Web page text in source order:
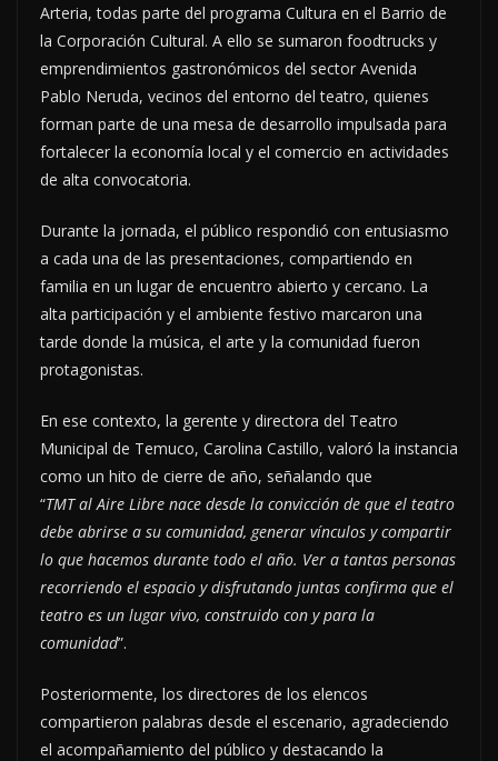
Arteria, todas parte del programa Cultura en el Barrio de
la Corporación Cultural. A ello se sumaron foodtrucks y
emprendimientos gastronómicos del sector Avenida
Pablo Neruda, vecinos del entorno del teatro, quienes
forman parte de una mesa de desarrollo impulsada para
fortalecer la economía local y el comercio en actividades
de alta convocatoria.
Durante la jornada, el público respondió con entusiasmo
a cada una de las presentaciones, compartiendo en
familia en un lugar de encuentro abierto y cercano. La
alta participación y el ambiente festivo marcaron una
tarde donde la música, el arte y la comunidad fueron
protagonistas.
En ese contexto, la gerente y directora del Teatro
Municipal de Temuco, Carolina Castillo, valoró la instancia
como un hito de cierre de año, señalando que
“TMT al Aire Libre nace desde la convicción de que el teatro
debe abrirse a su comunidad, generar vínculos y compartir
lo que hacemos durante todo el año. Ver a tantas personas
recorriendo el espacio y disfrutando juntas confirma que el
teatro es un lugar vivo, construido con y para la
comunidad”.
Posteriormente, los directores de los elencos
compartieron palabras desde el escenario, agradeciendo
el acompañamiento del público y destacando la